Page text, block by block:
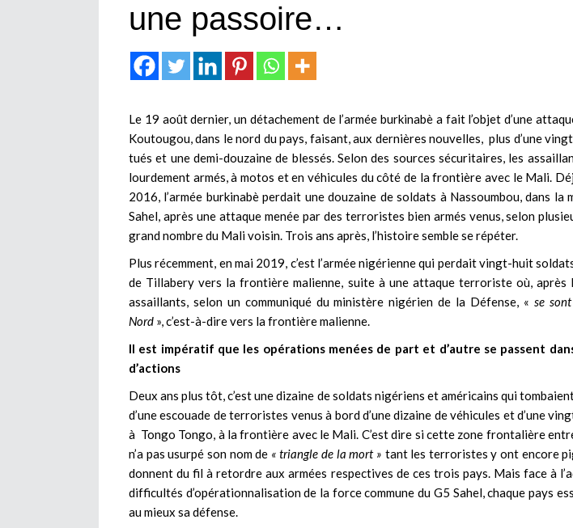
une passoire…
Le 19 août dernier, un détachement de l’armée burkinabè a fait l’objet d’une
Koutougou, dans le nord du pays, faisant, aux dernières nouvelles, plus d’une
tués et une demi-douzaine de blessés. Selon des sources sécuritaires, les
lourdement armés, à motos et en véhicules du côté de la frontière avec le Mali.
2016, l’armée burkinabè perdait une douzaine de soldats à Nassoumbou, dans la
Sahel, après une attaque menée par des terroristes bien armés venus, selon
grand nombre du Mali voisin. Trois ans après, l’histoire semble se répéter.
Plus récemment, en mai 2019, c’est l’armée nigérienne qui perdait vingt-huit
de Tillabery vers la frontière malienne, suite à une attaque terroriste où,
assaillants, selon un communiqué du ministère nigérien de la Défense, « se
Nord », c’est-à-dire vers la frontière malienne.
Il est impératif que les opérations menées de part et d’autre se passent
d’actions
Deux ans plus tôt, c’est une dizaine de soldats nigériens et américains qui
d’une escouade de terroristes venus à bord d’une dizaine de véhicules et d’une
à Tongo Tongo, à la frontière avec le Mali. C’est dire si cette zone frontalière
n’a pas usurpé son nom de « triangle de la mort » tant les terroristes y ont encore
donnent du fil à retordre aux armées respectives de ces trois pays. Mais face à
difficultés d’opérationnalisation de la force commune du G5 Sahel, chaque pays
au mieux sa défense.